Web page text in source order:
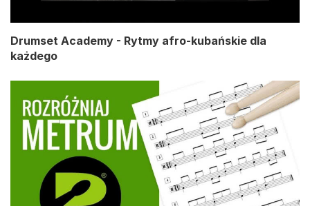
Drumset Academy - Rytmy afro-kubańskie dla
każdego